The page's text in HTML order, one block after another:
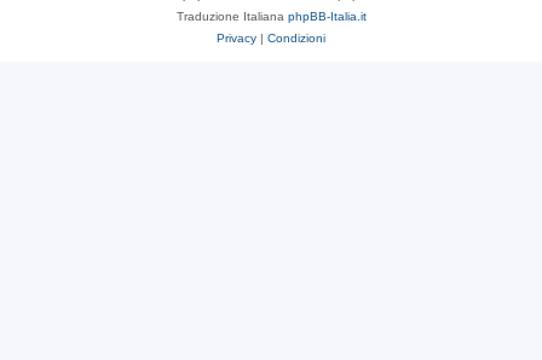
Traduzione Italiana phpBB-Italia.it
Privacy | Condizioni